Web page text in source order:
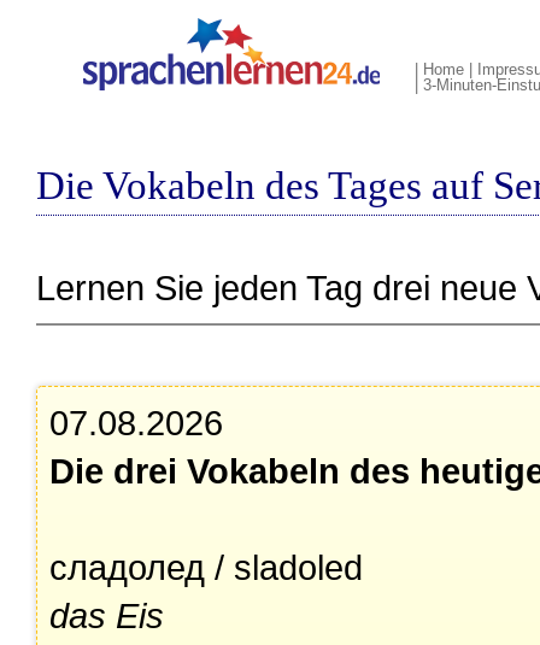
Home
3-Minuten-
Die Vokabeln des Tages auf
Lernen Sie jeden Tag drei neue
07.08.2026
Die drei Vokabeln des
сладолед / sladoled
das Eis